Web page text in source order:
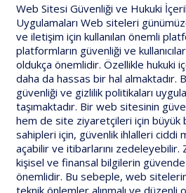
Web Sitesi Güvenliği ve Hukuki
Uygulamaları Web siteleri
ve iletişim için kullanılan önemli
platformların güvenliği ve
oldukça önemlidir. Özellikle hukuki
daha da hassas bir hal almaktadır.
güvenliği ve gizlilik politikaları
taşımaktadır. Bir web sitesinin
hem de site ziyaretçileri için büyük
sahipleri için, güvenlik ihlalleri ciddi
açabilir ve itibarlarını zedeleyebilir.
kişisel ve finansal bilgilerin
önemlidir. Bu sebeple, web
teknik önlemler alınmalı ve düzenli